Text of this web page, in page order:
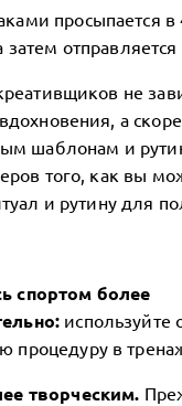
просыпается в
затем
не
а
шаблонам и
того, как вы
и рутину для
спортом более
используйте
процедуру в
творческим.